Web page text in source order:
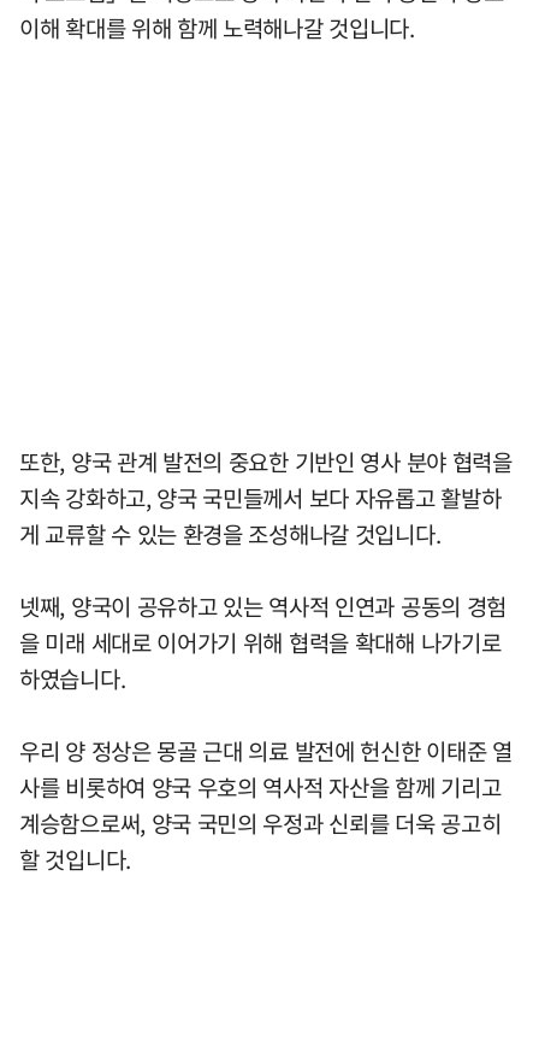
이해 확대를 위해 함께 노력해나갈 것입니다.
또한, 양국 관계 발전의 중요한 기반인 영사 분야 협력을
지속 강화하고, 양국 국민들께서 보다 자유롭고 활발하
게 교류할 수 있는 환경을 조성해나갈 것입니다.
넷째, 양국이 공유하고 있는 역사적 인연과 공동의 경험
을 미래 세대로 이어가기 위해 협력을 확대해 나가기로
하였습니다.
우리 양 정상은 몽골 근대 의료 발전에 헌신한 이태준 열
사를 비롯하여 양국 우호의 역사적 자산을 함께 기리고
계승함으로써, 양국 국민의 우정과 신뢰를 더욱 공고히
할 것입니다.